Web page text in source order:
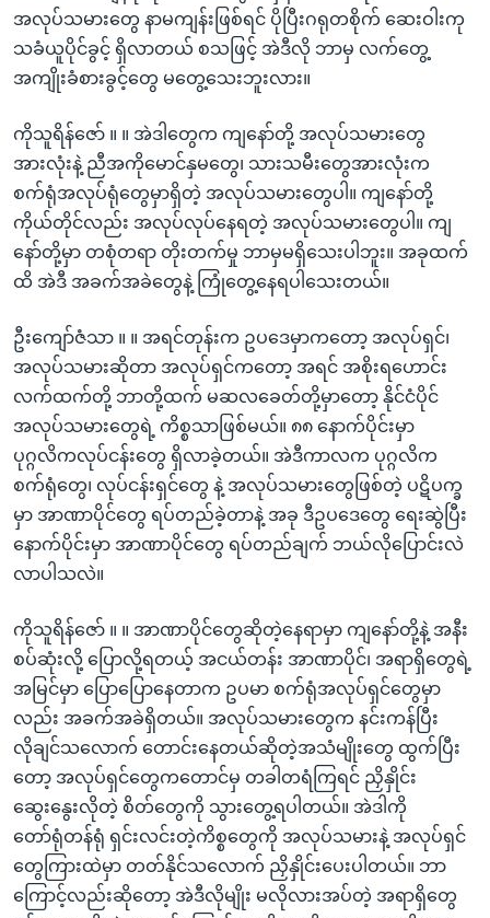
အလုပ်သမားတွေ နာမကျန်းဖြစ်ရင် ပိုပြီးဂရုတစိုက် ဆေးဝါးကု
သခံယူပိုင်ခွင့် ရှိလာတယ် စသဖြင့် အဲဒီလို ဘာမှ လက်တွေ့
အကျိုးခံစားခွင့်တွေ မတွေ့သေးဘူးလား။
ကိုသူရိန်ဇော် ။ ။ အဲဒါတွေက ကျနော်တို့ အလုပ်သမားတွေ
အားလုံးနဲ့ ညီအကိုမောင်နှမတွေ၊ သားသမီးတွေအားလုံးက
စက်ရုံအလုပ်ရုံတွေမှာရှိတဲ့ အလုပ်သမားတွေပါ။ ကျနော်တို့
ကိုယ်တိုင်လည်း အလုပ်လုပ်နေရတဲ့ အလုပ်သမားတွေပါ။ ကျ
နော်တို့မှာ တစုံတရာ တိုးတက်မှု ဘာမှမရှိသေးပါဘူး။ အခုထက်
ထိ အဲဒီ အခက်အခဲတွေနဲ့ ကြုံတွေ့နေရပါသေးတယ်။
ဦးကျော်ဇံသာ ။ ။ အရင်တုန်းက ဥပဒေမှာကတော့ အလုပ်ရှင်၊
အလုပ်သမားဆိုတာ အလုပ်ရှင်ကတော့ အရင် အစိုးရဟောင်း
လက်ထက်တို့ ဘာတို့ထက် မဆလခေတ်တို့မှာတော့ နိုင်ငံပိုင်
အလုပ်သမားတွေရဲ့ ကိစ္စသာဖြစ်မယ်။ ၈၈ နောက်ပိုင်းမှာ
ပုဂ္ဂလိကလုပ်ငန်းတွေ ရှိလာခဲ့တယ်။ အဲဒီကာလက ပုဂ္ဂလိက
စက်ရုံတွေ၊ လုပ်ငန်းရှင်တွေ နဲ့ အလုပ်သမားတွေဖြစ်တဲ့ ပဋိပက္ခ
မှာ အာဏာပိုင်တွေ ရပ်တည်ခဲ့တာနဲ့ အခု ဒီဥပဒေတွေ ရေးဆွဲပြီး
နောက်ပိုင်းမှာ အာဏာပိုင်တွေ ရပ်တည်ချက် ဘယ်လိုပြောင်းလဲ
လာပါသလဲ။
ကိုသူရိန်ဇော် ။ ။ အာဏာပိုင်တွေဆိုတဲ့နေရာမှာ ကျနော်တို့နဲ့ အနီး
စပ်ဆုံးလို့ ပြောလို့ရတယ့် အငယ်တန်း အာဏာပိုင်၊ အရာရှိတွေရဲ့
အမြင်မှာ ပြောပြောနေတာက ဥပမာ စက်ရုံအလုပ်ရှင်တွေမှာ
လည်း အခက်အခဲရှိတယ်။ အလုပ်သမားတွေက နင်းကန်ပြီး
လိုချင်သလောက် တောင်းနေတယ်ဆိုတဲ့အသံမျိုးတွေ ထွက်ပြီး
တော့ အလုပ်ရှင်တွေကတောင်မှ တခါတရံကြရင် ညှိနှိုင်း
ဆွေးနွေးလိုတဲ့ စိတ်တွေကို သွားတွေ့ရပါတယ်။ အဲဒါကို
တော်ရုံတန်ရုံ ရှင်းလင်းတဲ့ကိစ္စတွေကို အလုပ်သမားနဲ့ အလုပ်ရှင်
တွေကြားထဲမှာ တတ်နိုင်သလောက် ညှိနှိုင်းပေးပါတယ်။ ဘာ
ကြောင့်လည်းဆိုတော့ အဲဒီလိုမျိုး မလိုလားအပ်တဲ့ အရာရှိတွေ